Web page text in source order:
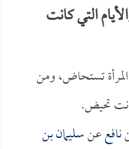
التي كانت
تستحاض، ومن
تحيض.
نافععنسليمان بن